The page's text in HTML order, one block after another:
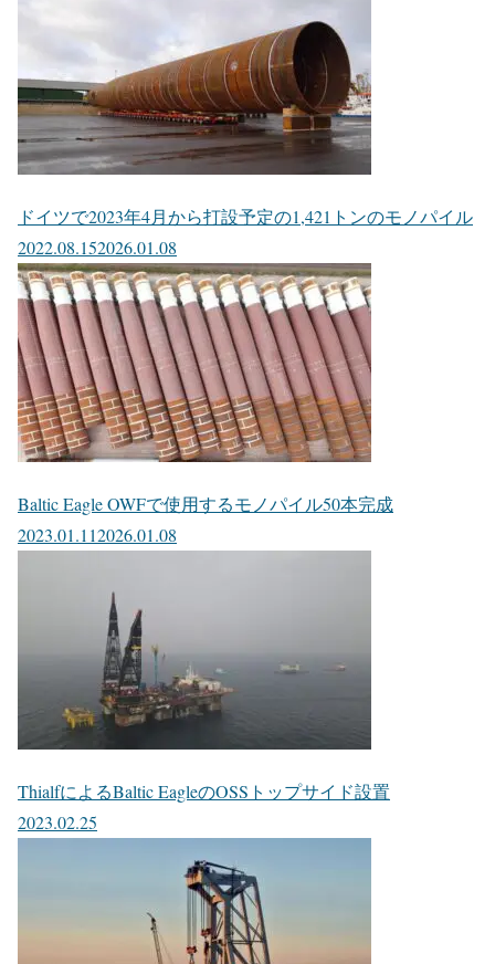
ドイツで2023年4月から打設予定の1,421トンのモノパイル
2022.08.152026.01.08
Baltic Eagle OWFで使用するモノパイル50本完成
2023.01.112026.01.08
ThialfによるBaltic EagleのOSSトップサイド設置
2023.02.25